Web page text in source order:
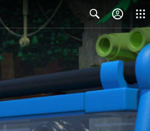
Search Close